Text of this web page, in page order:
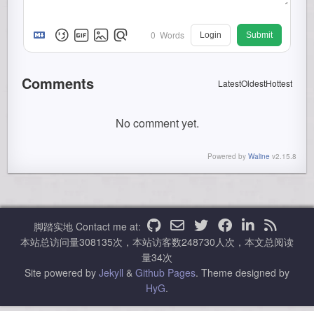
0 Words Login Submit
Comments LatestOldestHottest
No comment yet.
Powered by Waline v2.15.8
脚踏实地 Contact me at:
本站总访问量308135次，本站访客数248730人次，本文总阅读
量34次
Site powered by Jekyll & Github Pages. Theme designed by
HyG.